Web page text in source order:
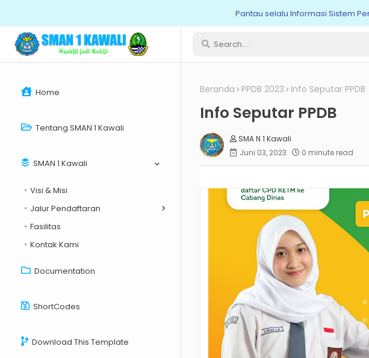
Pantau selalu Informasi Sistem
Home
Tentang SMAN 1 Kawali
SMAN 1 Kawali
Visi & Misi
Jalur Pendaftaran
Fasilitas
Kontak Kami
Documentation
ShortCodes
Download This Template
Beranda PPDB 2023 Info Seputar PPDB
Info Seputar PPDB
SMA N 1 Kawali
Juni 03, 2023
0 minute read